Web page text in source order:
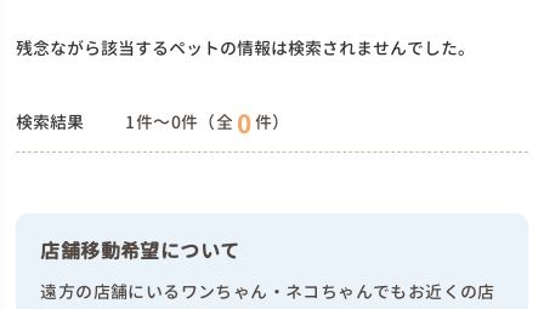
残念ながら該当するペットの情報は検索されませんでした。
検索結果 1件～0件（全 0件）
店舗移動希望について
遠方の店舗にいるワンちゃん・ネコちゃんでもお近くの店